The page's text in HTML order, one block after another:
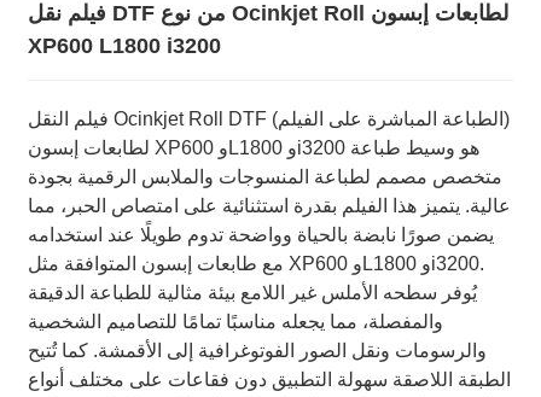
فيلم نقل DTF من نوع Ocinkjet Roll لطابعات إبسون
XP600 L1800 i3200
فيلم النقل Ocinkjet Roll DTF (الطباعة المباشرة على الفيلم)
لطابعات إبسون XP600 وL1800 وi3200 هو وسيط طباعة
متخصص مصمم لطباعة المنسوجات والملابس الرقمية بجودة
عالية. يتميز هذا الفيلم بقدرة استثنائية على امتصاص الحبر، مما
يضمن صورًا نابضة بالحياة وواضحة تدوم طويلًا عند استخدامه
مع طابعات إبسون المتوافقة مثل XP600 وL1800 وi3200.
يُوفر سطحه الأملس غير اللامع بيئة مثالية للطباعة الدقيقة
والمفصلة، ​​مما يجعله مناسبًا تمامًا للتصاميم الشخصية
والرسومات ونقل الصور الفوتوغرافية إلى الأقمشة. كما تُتيح
الطبقة اللاصقة سهولة التطبيق دون فقاعات على مختلف أنواع